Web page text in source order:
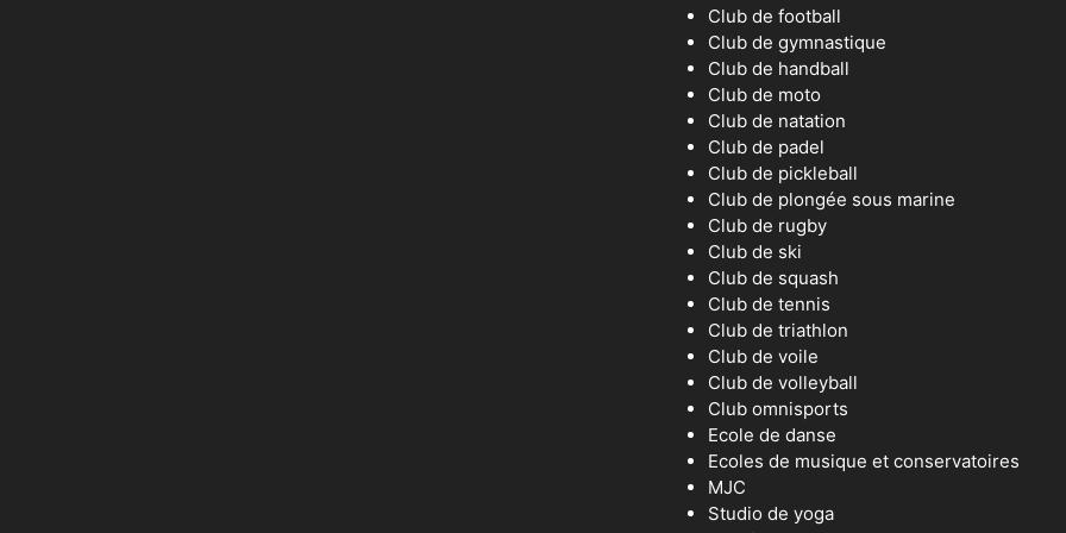
Club de football
Club de gymnastique
Club de handball
Club de moto
Club de natation
Club de padel
Club de pickleball
Club de plongée sous marine
Club de rugby
Club de ski
Club de squash
Club de tennis
Club de triathlon
Club de voile
Club de volleyball
Club omnisports
Ecole de danse
Ecoles de musique et conservatoires
MJC
Studio de yoga